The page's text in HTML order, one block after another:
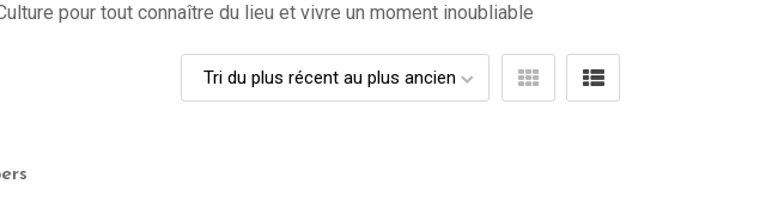
pour tout connaître du lieu et vivre un moment inoubliable